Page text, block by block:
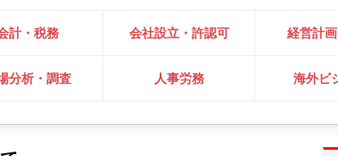
計・税務 会社設立・許認可 経営計
分析・調査 人事労務 海外ビ